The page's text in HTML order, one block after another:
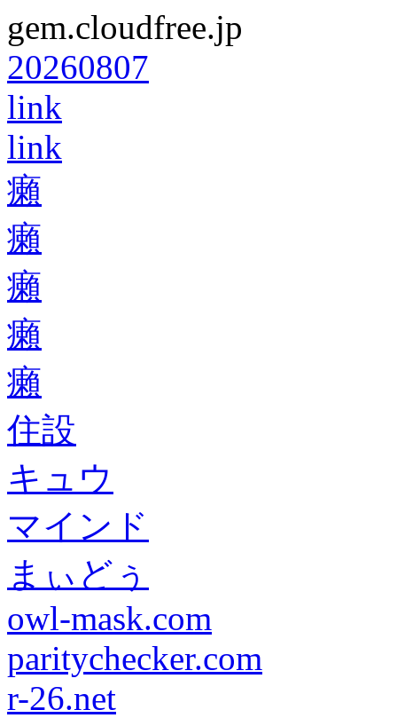
gem.cloudfree.jp
20260807
link
link
癩
癩
癩
癩
癩
住設
キュウ
マインド
まぃどぅ
owl-mask.com
paritychecker.com
r-26.net